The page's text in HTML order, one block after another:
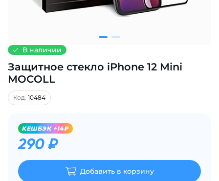
В наличии
Защитное стекло iPhone 12 Mini
MOCOLL
Код: 10484
KЕШБЭК +14₽
290 ₽
Добавить в корзину
% картой любого банка
Получайте товар
выбранный способом
списываться
по25%каждые 2 недели
Подробнее